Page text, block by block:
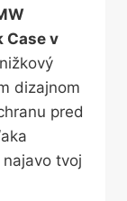
Case v
dizajnom
pred
tvoj